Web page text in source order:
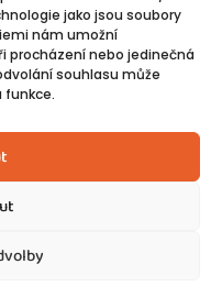
jako jsou soubory
nám umožní
procházení nebo jedinečná
souhlasu může
Design by Blondesign.cz